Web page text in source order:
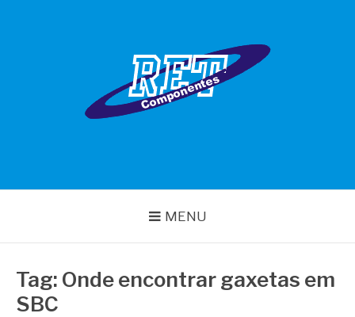
MENU
Tag: Onde encontrar gaxetas em
SBC